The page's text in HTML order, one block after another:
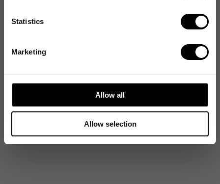
Statistics
Marketing
Allow all
Allow selection